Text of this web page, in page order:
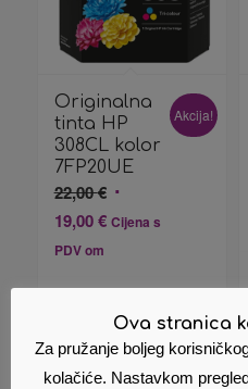
Originalna
tinta HP
308CL kolor
7FP20UE
22,00€ Izvorna
cijena
22,00 €.
19,00€Trenutna
Cijena s
PDV om
Akcija!
detalje
Ova stranica
Za pružanje boljeg
kolačiće. Nastavkom